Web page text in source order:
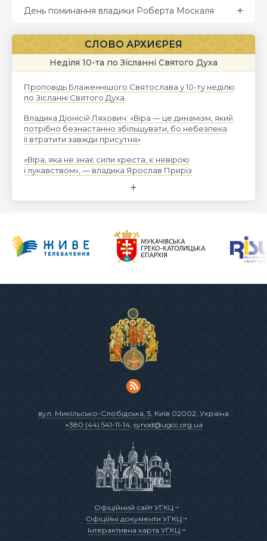
День поминання владики Роберта Москаля
СЛОВО АРХИЄРЕЯ
Неділя 10-та по Зісланні Святого Духа
Проповідь Блаженнішого Святослава у 10-ту неділю
по Зісланні Святого Духа
Владика Діонісій Ляхович: «Віра — це динамізм, який
потрібно безнастанно збільшувати, бо небезпека
її втратити завжди присутня»
«Віра, яка не знає сили хреста, є невірою
і лукавством», — владика Ярослав Приріз
вул. Микільсько-Слобідська, 5 , Київ 02002, Україна
+380 (44) 541-11-14, synod@ugcc.org.ua
Офіційний сайт УГКЦ
Офіційні документи УГКЦ
Інтерактивна карта УГКЦ